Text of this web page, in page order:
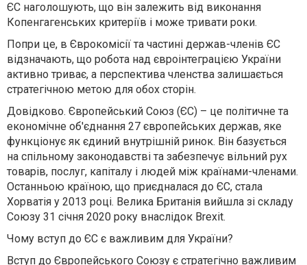
ЄС наголошують, що він залежить від виконання
Копенгагенських критеріїв і може тривати роки.
Попри це, в Єврокомісії та частині держав-членів ЄС
відзначають, що робота над євроінтеграцією України
активно триває, а перспектива членства залишається
стратегічною метою для обох сторін.
Довідково. Європейський Союз (ЄС) – це політичне та
економічне об'єднання 27 європейських держав, яке
функціонує як єдиний внутрішній ринок. Він базується
на спільному законодавстві та забезпечує вільний рух
товарів, послуг, капіталу і людей між країнами-членами.
Останньою країною, що приєдналася до ЄС, стала
Хорватія у 2013 році. Велика Британія вийшла зі складу
Союзу 31 січня 2020 року внаслідок Brexit.
Чому вступ до ЄС є важливим для України?
Вступ до Європейського Союзу є стратегічно важливим